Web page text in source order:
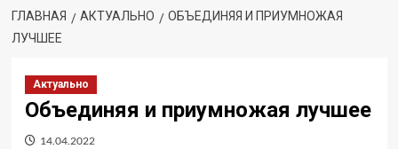
ГЛАВНАЯ АКТУАЛЬНО
ОБЪЕДИНЯЯ И ПРИУМНОЖАЯ
ЛУЧШЕЕ
Актуально
Объединяя и приумножая лучшее
14.04.2022